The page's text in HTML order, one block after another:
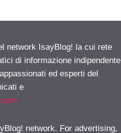
network IsayBlog! la cui rete
di informazione indipendente
ed esperti del
e
network. For advertising,